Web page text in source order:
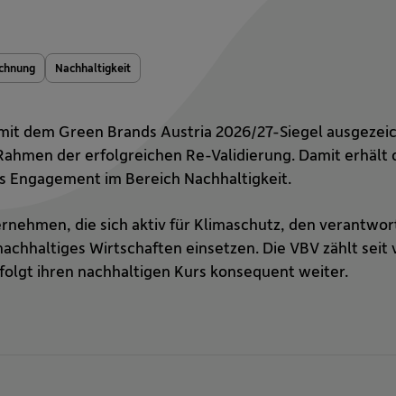
Nachhaltigkeit
dem Green Brands Austria 2026/27-Siegel
der erfolgreichen Re-Validierung. Damit erhält
im Bereich Nachhaltigkeit.
die sich aktiv für Klimaschutz, den
Wirtschaften einsetzen. Die VBV zählt seit
ihren nachhaltigen Kurs konsequent weiter.